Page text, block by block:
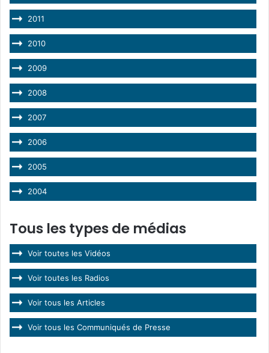
2011
2010
2009
2008
2007
2006
2005
2004
Tous les types de médias
Voir toutes les Vidéos
Voir toutes les Radios
Voir tous les Articles
Voir tous les Communiqués de Presse